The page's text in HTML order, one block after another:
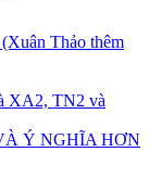
Thảo thêm
XA2, TN2 và
Ý NGHĨA HƠN